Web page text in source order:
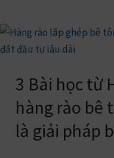
3 Bài học từ
hàng rào bê
là giải pháp
3
Bài
từ
Hải
Phòng:
Vì